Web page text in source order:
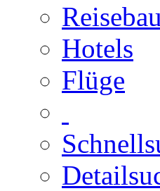
Hotels
Flüge